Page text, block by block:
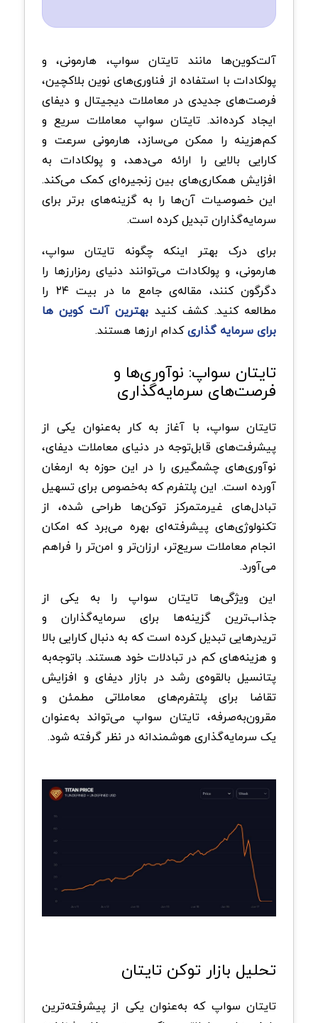
آلت‌کوین‌ها مانند تایتان سواپ، هارمونی، و
پولکادات با استفاده از فناوری‌های نوین بلاکچین،
فرصت‌های جدیدی در معاملات دیجیتال و دیفای
ایجاد کرده‌اند. تایتان سواپ معاملات سریع و
کم‌هزینه را ممکن می‌سازد، هارمونی سرعت و
کارایی بالایی را ارائه می‌دهد، و پولکادات به
افزایش همکاری‌های بین زنجیره‌ای کمک می‌کند.
این خصوصیات آن‌ها را به گزینه‌های برتر برای
سرمایه‌گذاران تبدیل کرده است.
برای درک بهتر اینکه چگونه تایتان سواپ،
هارمونی، و پولکادات می‌توانند دنیای رمزارزها را
دگرگون کنند، مقاله‌ی جامع ما در بیت ۲۴ را
مطالعه کنید. کشف کنید بهترین آلت کوین ها
برای سرمایه گذاریکدام ارزها هستند.
تایتان سواپ: نوآوری‌ها و
فرصت‌های سرمایه‌گذاری
تایتان سواپ، با آغاز به کار به‌عنوان یکی از
پیشرفت‌های قابل‌توجه در دنیای معاملات دیفای،
نوآوری‌های چشمگیری را در این حوزه به ارمغان
آورده است. این پلتفرم که به‌خصوص برای تسهیل
تبادل‌های غیرمتمرکز توکن‌ها طراحی شده، از
تکنولوژی‌های پیشرفته‌ای بهره می‌برد که امکان
انجام معاملات سریع‌تر، ارزان‌تر و امن‌تر را فراهم
می‌آورد.
این ویژگی‌ها تایتان سواپ را به یکی از
جذاب‌ترین گزینه‌ها برای سرمایه‌گذاران و
تریدرهایی تبدیل کرده است که به دنبال کارایی بالا
و هزینه‌های کم در تبادلات خود هستند. باتوجه‌به
پتانسیل بالقوه‌ی رشد در بازار دیفای و افزایش
تقاضا برای پلتفرم‌های معاملاتی مطمئن و
مقرون‌به‌صرفه، تایتان سواپ می‌تواند به‌عنوان
یک سرمایه‌گذاری هوشمندانه در نظر گرفته شود.
تحلیل بازار توکن تایتان
تایتان سواپ که به‌عنوان یکی از پیشرفته‌ترین